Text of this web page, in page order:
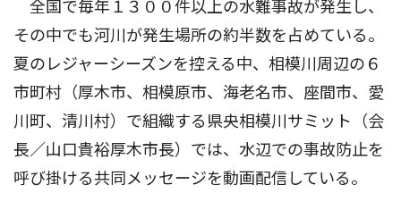
全国で毎年１３００件以上の水難事故が発生し、
その中でも河川が発生場所の約半数を占めている。
夏のレジャーシーズンを控える中、相模川周辺の６
市町村（厚木市、相模原市、海老名市、座間市、愛
川町、清川村）で組織する県央相模川サミット（会
長／山口貴裕厚木市長）では、水辺での事故防止を
呼び掛ける共同メッセージを動画配信している。